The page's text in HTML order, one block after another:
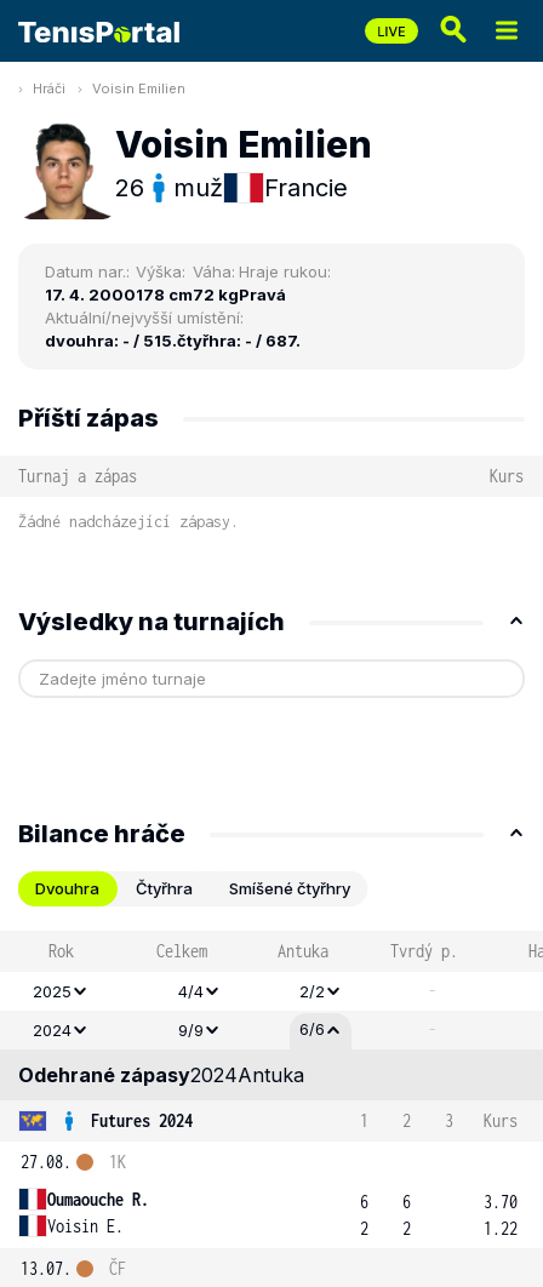
Hráči Voisin Emilien
Voisin Emilien
26 muž Francie
Datum nar.:
17. 4. 2000
Výška:
178 cm
Váha:
72 kg
Hraje rukou:
Pravá
Aktuální/nejvyšší umístění:
dvouhra: - / 515.čtyřhra: - / 687.
Příští zápas
Turnaj a zápas Kurs
Žádné nadcházející zápasy.
Výsledky na turnajích
Bilance hráče
Dvouhra Čtyřhra Smíšené čtyřhry
Rok Celkem Antuka Tvrdý p.
2025 4/4 2/2 -
2024
9/9 6/6 -
Odehrané zápasy2024Antuka
Futures 2024 1 2 3
Kurs
27.08.
Oumaouche R.
Voisin E.
1K
6
2
6
2
3.70
1.22
13.07.
ČF